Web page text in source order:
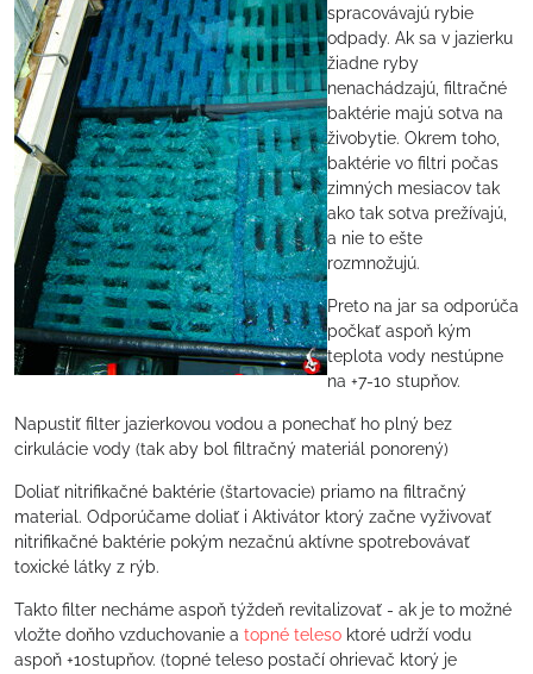
spracovávajú rybie
odpady. Ak sa v jazierku
žiadne ryby
nenachádzajú, filtračné
baktérie majú sotva na
živobytie. Okrem toho,
baktérie vo filtri počas
zimných mesiacov tak
ako tak sotva prežívajú,
a nie to ešte
rozmnožujú.
Preto na jar sa odporúča
počkať aspoň kým
teplota vody nestúpne
na +7-10 stupňov.
Napustiť filter jazierkovou vodou a ponechať ho plný bez
cirkulácie vody (tak aby bol filtračný materiál ponorený)
Doliať nitrifikačné baktérie (štartovacie) priamo na filtračný
material. Odporúčame doliať i Aktivátor ktorý začne vyživovať
nitrifikačné baktérie pokým nezačnú aktívne spotrebovávať
toxické látky z rýb.
Takto filter necháme aspoň týždeň revitalizovať - ak je to možné
vložte doňho vzduchovanie a topné teleso ktoré udrží vodu
aspoň +10stupňov. (topné teleso postačí ohrievač ktorý je